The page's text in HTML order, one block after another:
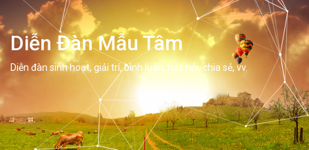
Diễn Đàn Mẫu Tâm
Diễn đàn sinh hoạt, giải trí, bình luân, học hỏi, chia sẻ, vv.